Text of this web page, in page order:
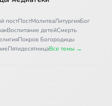
постПостМолитваЛитургияБог
Воспитание детейСмерть
Покров Богородицы
ПятидесятницаВсе темы →